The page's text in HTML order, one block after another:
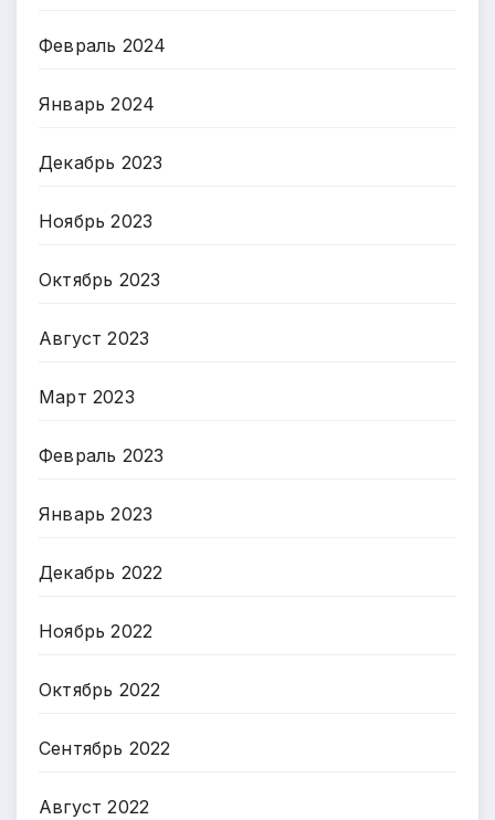
Февраль 2024
Январь 2024
Декабрь 2023
Ноябрь 2023
Октябрь 2023
Август 2023
Март 2023
Февраль 2023
Январь 2023
Декабрь 2022
Ноябрь 2022
Октябрь 2022
Сентябрь 2022
Август 2022